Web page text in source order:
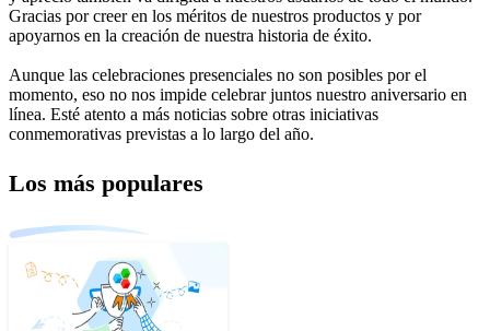
Gracias por creer en los méritos de nuestros productos y por
apoyarnos en la creación de nuestra historia de éxito.
Aunque las celebraciones presenciales no son posibles por el
momento, eso no nos impide celebrar juntos nuestro aniversario en
línea. Esté atento a más noticias sobre otras iniciativas
conmemorativas previstas a lo largo del año.
Los más populares